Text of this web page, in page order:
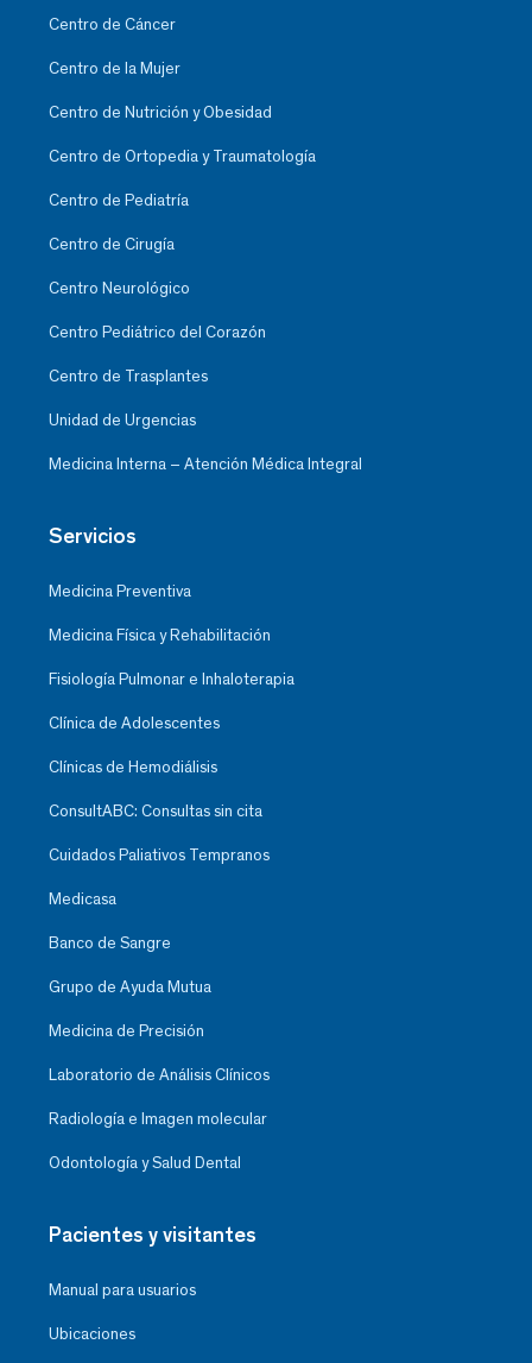
Centro de Cáncer
Centro de la Mujer
Centro de Nutrición y Obesidad
Centro de Ortopedia y Traumatología
Centro de Pediatría
Centro de Cirugía
Centro Neurológico
Centro Pediátrico del Corazón
Centro de Trasplantes
Unidad de Urgencias
Medicina Interna – Atención Médica Integral
Servicios
Medicina Preventiva
Medicina Física y Rehabilitación
Fisiología Pulmonar e Inhaloterapia
Clínica de Adolescentes
Clínicas de Hemodiálisis
ConsultABC: Consultas sin cita
Cuidados Paliativos Tempranos
Medicasa
Banco de Sangre
Grupo de Ayuda Mutua
Medicina de Precisión
Laboratorio de Análisis Clínicos
Radiología e Imagen molecular
Odontología y Salud Dental
Pacientes y visitantes
Manual para usuarios
Ubicaciones